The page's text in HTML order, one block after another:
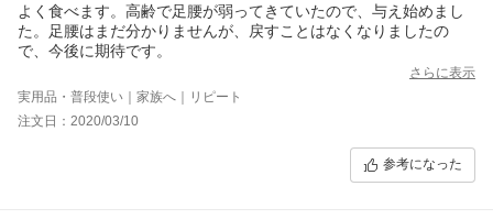
よく食べます。高齢で足腰が弱ってきていたので、与え始めまし
た。足腰はまだ分かりませんが、戻すことはなくなりましたの
で、今後に期待です。
さらに表示
実用品・普段使い｜家族へ｜リピート
注文日：2020/03/10
参考になった